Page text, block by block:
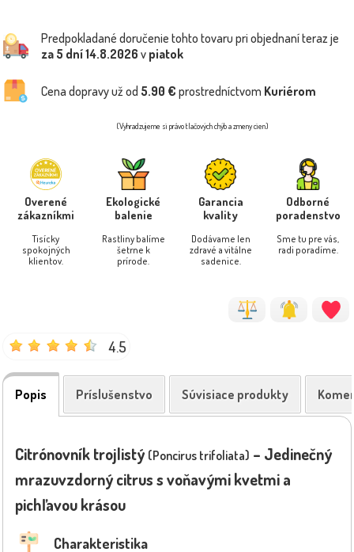
Predpokladané doručenie tohto tovaru pri objednaní teraz je
za 5 dní14.8.2026 v piatok
Cena dopravy už od 5.90 € prostredníctvom Kuriérom
(Vyhradzujeme si právo tlačových chýb a zmeny cien)
Overené
zákazníkmi
Tisícky
spokojných
klientov.
Ekologické
balenie
Rastliny balíme
šetrne k
prírode.
Garancia
kvality
Dodávame len
zdravé a vitálne
sadenice.
Odborné
poradenstvo
Sme tu pre vás,
radi poradíme.
4.5
Popis Príslušenstvo Súvisiace produkty
Citrónovník trojlistý (Poncirus trifoliata) – Jedinečný
mrazuvzdorný citrus s voňavými kvetmi a
pichľavou krásou
Charakteristika